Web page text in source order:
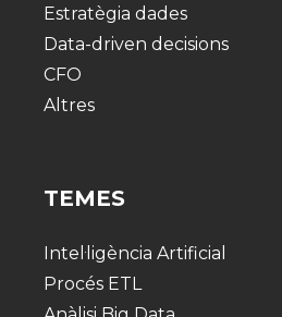
Estratègia dades
Data-driven decisions
CFO
Altres
TEMES
Intel·ligència Artificial
Procés ETL